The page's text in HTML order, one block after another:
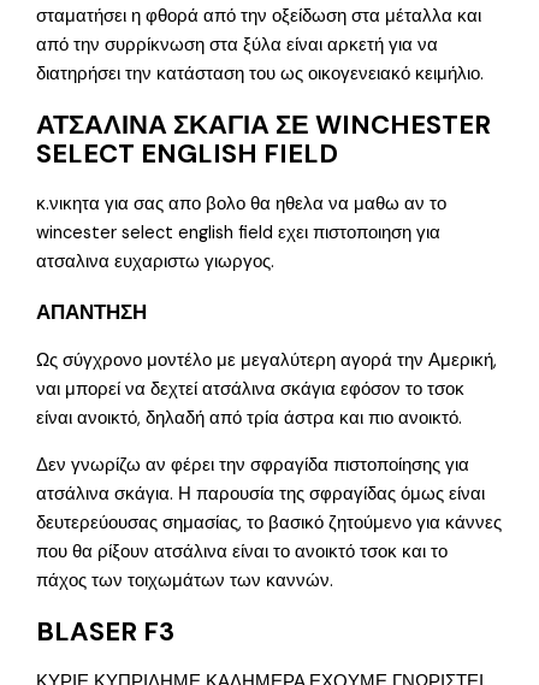
σταματήσει η φθορά από την οξείδωση στα μέταλλα και
από την συρρίκνωση στα ξύλα είναι αρκετή για να
διατηρήσει την κατάσταση του ως οικογενειακό κειμήλιο.
ΑΤΣΑΛΙΝΑ ΣΚΑΓΙΑ ΣΕ WINCHESTER
SELECT ENGLISH FIELD
κ.νικητα για σας απο βολο θα ηθελα να μαθω αν το
wincester select english field εχει πιστοποιηση για
ατσαλινα ευχαριστω γιωργος.
ΑΠΑΝΤΗΣΗ
Ως σύγχρονο μοντέλο με μεγαλύτερη αγορά την Αμερική,
ναι μπορεί να δεχτεί ατσάλινα σκάγια εφόσον το τσοκ
είναι ανοικτό, δηλαδή από τρία άστρα και πιο ανοικτό.
Δεν γνωρίζω αν φέρει την σφραγίδα πιστοποίησης για
ατσάλινα σκάγια. Η παρουσία της σφραγίδας όμως είναι
δευτερεύουσας σημασίας, το βασικό ζητούμενο για κάννες
που θα ρίξουν ατσάλινα είναι το ανοικτό τσοκ και το
πάχος των τοιχωμάτων των καννών.
BLASER F3